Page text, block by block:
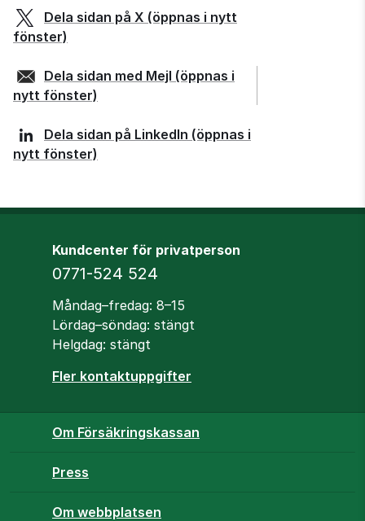
Dela sidan på X (öppnas i nytt
fönster)
Dela sidan med Mejl (öppnas i
nytt fönster)
Dela sidan på LinkedIn (öppnas i
nytt fönster)
Kundcenter för privatperson
Telefon
0771-524 524
Öppettider
Måndag–fredag: 8–15
Lördag–söndag: stängt
Helgdag: stängt
Fler kontaktuppgifter
Om Försäkringskassan
Press
Om webbplatsen